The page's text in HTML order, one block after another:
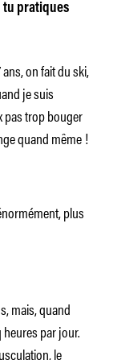
tu pratiques
on fait du ski,
je suis
pas trop bouger
quand même !
plus
mais, quand
heures par jour.
le